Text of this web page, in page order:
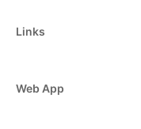
Links
Web App